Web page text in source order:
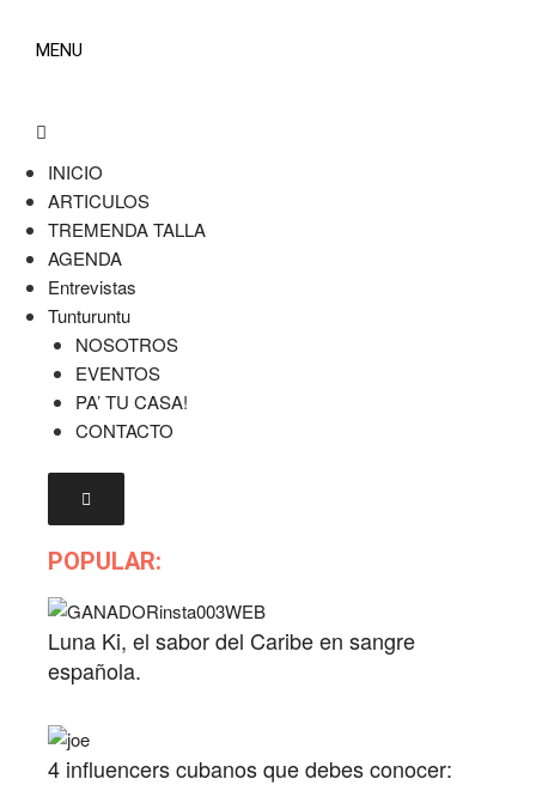
MENU
INICIO
ARTICULOS
TREMENDA TALLA
AGENDA
Entrevistas
Tunturuntu
NOSOTROS
EVENTOS
PA’ TU CASA!
CONTACTO
Menú conmutador hamburguesa
POPULAR:
Luna Ki, el sabor del Caribe en sangre
española.
4 influencers cubanos que debes conocer: